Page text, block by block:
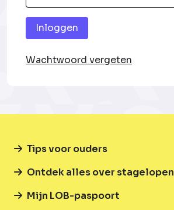
Inloggen
Wachtwoord vergeten
Tips voor ouders
Ontdek alles over stagelopen
Mijn LOB-paspoort